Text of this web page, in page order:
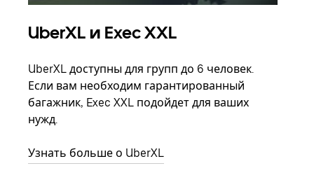
UberXL и Exec XXL
UberXL доступны для групп до 6 человек.
Если вам необходим гарантированный
багажник, Exec XXL подойдет для ваших
нужд.
Узнать больше о UberXL